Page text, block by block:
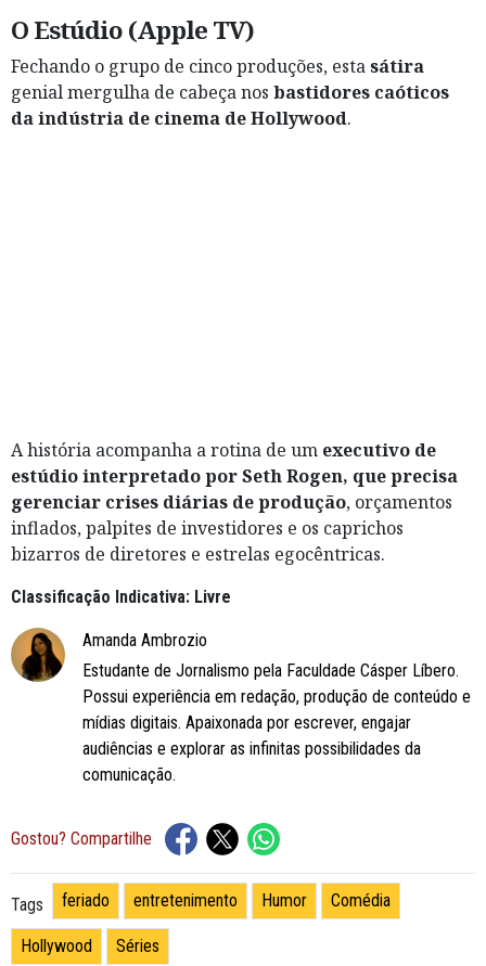
O Estúdio (Apple TV)
Fechando o grupo de cinco produções, estasátira
genial mergulha de cabeça nos bastidores caóticos
da indústria de cinema de Hollywood.
A história acompanha a rotina de um executivo de
estúdio interpretado por Seth Rogen, que precisa
gerenciar crises diárias de produção, orçamentos
inflados, palpites de investidores e os caprichos
bizarros de diretores e estrelas egocêntricas.
Classificação Indicativa: Livre
Amanda Ambrozio
Estudante de Jornalismo pela Faculdade Cásper Líbero.
Possui experiência em redação, produção de conteúdo e
mídias digitais. Apaixonada por escrever, engajar
audiências e explorar as infinitas possibilidades da
comunicação.
Gostou? Compartilhe
Tags feriado entretenimento Humor Comédia
Hollywood Séries